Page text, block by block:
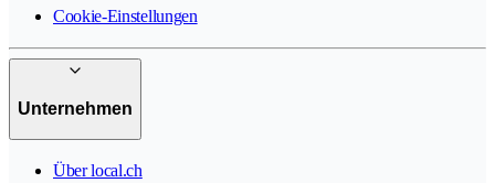
Cookie-Einstellungen
Unternehmen
Über local.ch